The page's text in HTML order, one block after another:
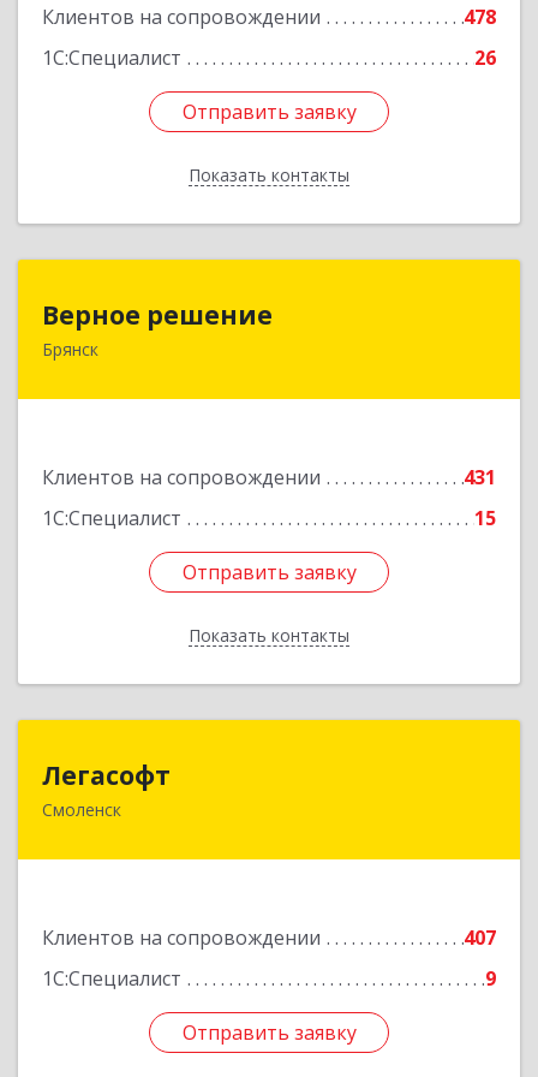
Клиентов на сопровождении
478
1С:Специалист
26
Отправить заявку
Показать контакты
Отправить заявку
Назад
Верное решение
Брянск
Клиентов на сопровождении
431
1С:Специалист
15
Отправить заявку
Показать контакты
241035, Брянская обл, Брянск г, Ульянова ул,
Отправить заявку
Назад
Легасофт
Смоленск
Клиентов на сопровождении
407
1С:Специалист
9
Отправить заявку
214018, Смоленская обл, Смоленск г, Ново-
Отправить заявку